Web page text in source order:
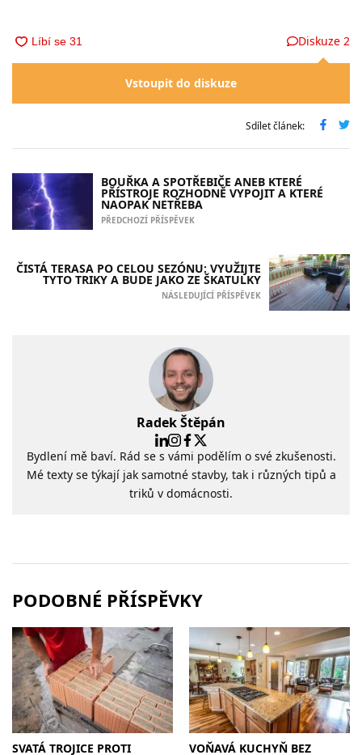
Diskuze 2
Vstoupit do diskuze
Sdílet článek:
BOUŘKA A SPOTŘEBIČE ANEB KTERÉ
PŘÍSTROJE ROZHODNĚ VYPOJIT A KTERÉ
NAOPAK NETŘEBA
PŘEDCHOZÍ PŘÍSPĚVEK
ČISTÁ TERASA PO CELOU SEZÓNU: VYUŽIJTE
TYTO TRIKY A BUDE JAKO ZE ŠKATULKY
NÁSLEDUJÍCÍ PŘÍSPĚVEK
Radek Štěpán
Bydlení mě baví. Rád se s vámi podělím o své zkušenosti.
Mé texty se týkají jak samotné stavby, tak i různých tipů a
triků v domácnosti.
PODOBNÉ PŘÍSPĚVKY
SVATÁ TROJICE PROTI
VOŇAVÁ KUCHYŇ BEZ